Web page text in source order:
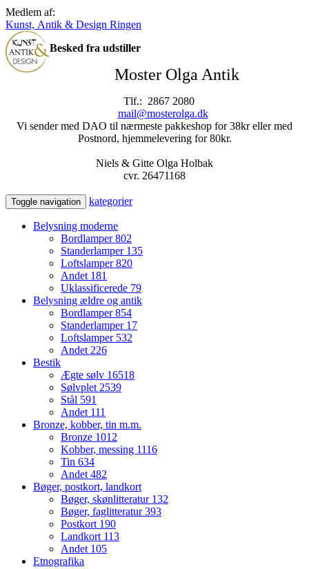
Medlem af:
Kunst, Antik & Design Ringen
Besked fra udstiller
Moster Olga Antik
Tlf.: 2867 2080
mail@mosterolga.dk
Vi sender med DAO til nærmeste pakkeshop for 38kr eller med
Postnord, hjemmelevering for 80kr.
Niels & Gitte Olga Holbak
cvr. 26471168
Toggle navigation kategorier
Belysning moderne
Bordlamper802
Standerlamper 135
Loftslamper820
Andet 181
Uklassificerede 79
Belysning ældre og antik
Bordlamper854
Standerlamper 17
Loftslamper 532
Andet226
Bestik
Ægte sølv 16518
Sølvplet2539
Stål 591
Andet 111
Bronze, kobber, tin m.m.
Bronze 1012
Kobber, messing 1116
Tin 634
Andet482
Bøger, postkort, landkort
Bøger, skønlitteratur 132
Bøger, faglitteratur393
Postkort 190
Landkort 113
Andet 105
Etnografika